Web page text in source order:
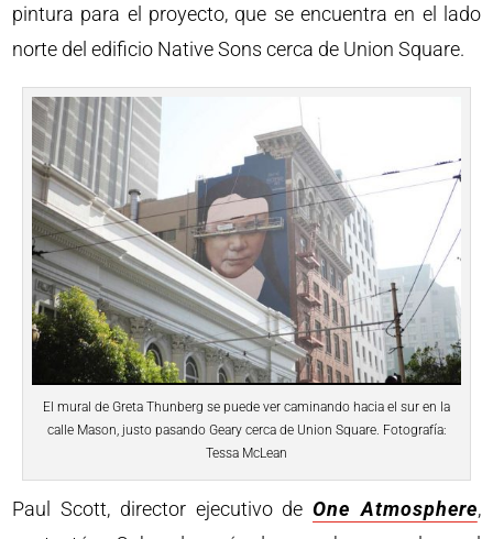
pintura para el proyecto, que se encuentra en el lado
norte del edificio Native Sons cerca de Union Square.
El mural de Greta Thunberg se puede ver caminando hacia el sur en la
calle Mason, justo pasando Geary cerca de Union Square. Fotografía:
Tessa McLean
Paul Scott, director ejecutivo deOne Atmosphere,